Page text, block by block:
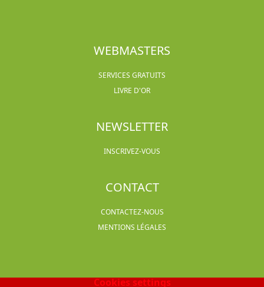
WEBMASTERS
SERVICES GRATUITS
LIVRE D'OR
NEWSLETTER
INSCRIVEZ-VOUS
CONTACT
CONTACTEZ-NOUS
MENTIONS LÉGALES
Cookies settings